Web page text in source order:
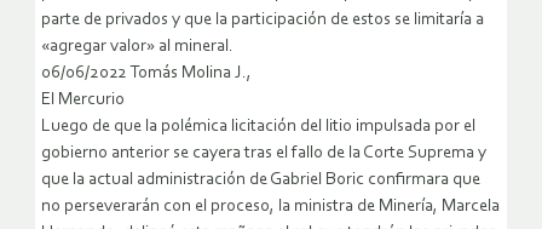
parte de privados y que la participación de estos se limitaría a
«agregar valor» al mineral.
06/06/2022 Tomás Molina J.,
El Mercurio
Luego de que la polémica licitación del litio impulsada por el
gobierno anterior se cayera tras el fallo de la Corte Suprema y
que la actual administración de Gabriel Boric confirmara que
no perseverarán con el proceso, la ministra de Minería, Marcela